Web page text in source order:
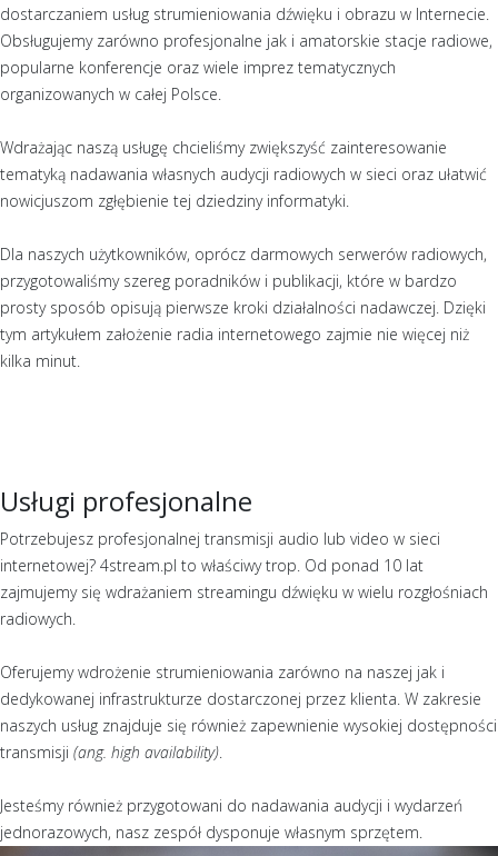
dostarczaniem usług strumieniowania dźwięku i obrazu w Internecie.
Obsługujemy zarówno profesjonalne jak i amatorskie stacje radiowe,
popularne konferencje oraz wiele imprez tematycznych
organizowanych w całej Polsce.
Wdrażając naszą usługę chcieliśmy zwiększyść zainteresowanie
tematyką nadawania własnych audycji radiowych w sieci oraz ułatwić
nowicjuszom zgłębienie tej dziedziny informatyki.
Dla naszych użytkowników, oprócz darmowych serwerów radiowych,
przygotowaliśmy szereg poradników i publikacji, które w bardzo
prosty sposób opisują pierwsze kroki działalności nadawczej. Dzięki
tym artykułem założenie radia internetowego zajmie nie więcej niż
kilka minut.
Usługi profesjonalne
Potrzebujesz profesjonalnej transmisji audio lub video w sieci
internetowej? 4stream.pl to właściwy trop. Od ponad 10 lat
zajmujemy się wdrażaniem streamingu dźwięku w wielu rozgłośniach
radiowych.
Oferujemy wdrożenie strumieniowania zarówno na naszej jak i
dedykowanej infrastrukturze dostarczonej przez klienta. W zakresie
naszych usług znajduje się również zapewnienie wysokiej dostępności
transmisji (ang. high availability).
Jesteśmy również przygotowani do nadawania audycji i wydarzeń
jednorazowych, nasz zespół dysponuje własnym sprzętem.